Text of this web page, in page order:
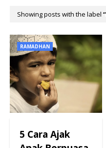
Showing posts with the label
RAMADHAN
5 Cara Ajak